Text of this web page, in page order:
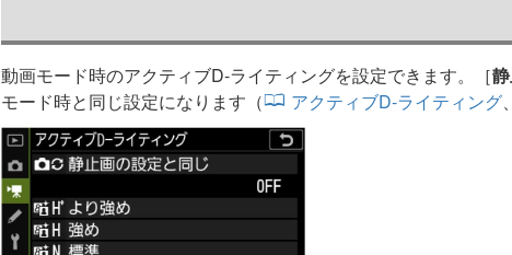
動画モード時のアクティブD-ライティングを設定できます。［
モード時と同じ設定になります（
アクティブD-ライティング